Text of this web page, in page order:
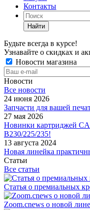
Контакты
Найти
Будьте всегда в курсе!
Узнавайте о скидках и
Новости магазина
Новости
Все новости
24 июня 2026
Запчасти для вашей
27 мая 2026
Новинки картриджей
B230/225/235!
13 августа 2024
Новая линейка
Статьи
Все статьи
Статья о премиальных
Zoom.cnews о новой